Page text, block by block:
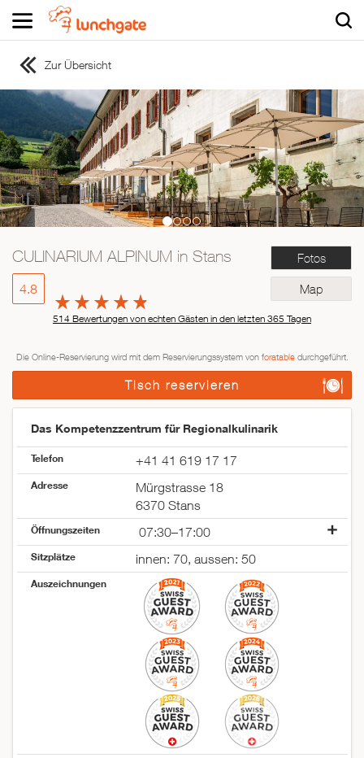
ZUR STARTSEITE
ZUR RESTAURANTSUCHE
Asiatisch
Italienisch
Französisch
Traditionell
Mexikanisch
Spanisch
Zur Übersicht
Fotos
Map
CULINARIUM ALPINUM in Stans
4.8
514 Bewertungen von echten Gästen in den letzten 365 Tagen
Die Online-Reservierung wird mit dem Reservierungssystem von foratabledurchgeführt.
Tisch reservieren
Das Kompetenzzentrum für Regionalkulinarik
Telefon +41 41 619 17 17
Adresse
Mürgstrasse 18
6370 Stans
Öffnungszeiten
07:30–17:00
Montag
Mittwoch
07:30–23:30
07:30–23:30
07:30–23:30
07:30–23:30
07:30–23:30
07:30–23:30
07:30–17:00
Sitzplätze innen: 70, aussen: 50
Auszeichnungen